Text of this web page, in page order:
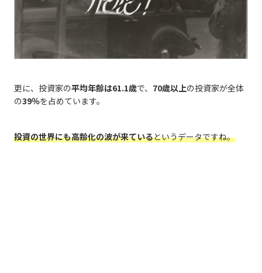
更に、投資家の平均年齢は61.1歳で、 70歳以上の投資家が全体
の39％を占めています。
投資の世界にも高齢化の波が来ているというデータですね。